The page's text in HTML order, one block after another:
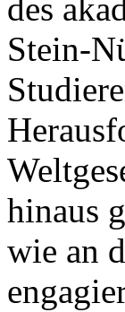
des
Stein-
hinaus
wie an